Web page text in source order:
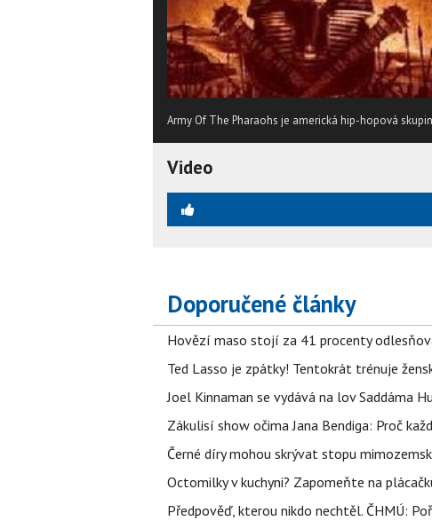
Army Of The Pharaohs je americká hip-hopová
Video
Doporučené články
Hovězí maso stojí za 41 procenty
Ted Lasso je zpátky! Tentokrát trénuje
Joel Kinnaman se vydává na lov Saddáma
Zákulisí show očima Jana Bendiga: Proč
Černé díry mohou skrývat stopu
Octomilky v kuchyni? Zapomeňte na
Předpověď, kterou nikdo nechtěl. ČHMÚ: